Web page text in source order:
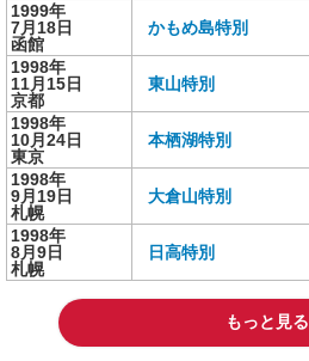
1999年
7月18日
函館
かもめ島特別
1998年
11月15日
京都
東山特別
1998年
10月24日
東京
本栖湖特別
1998年
9月19日
札幌
大倉山特別
1998年
8月9日
札幌
日高特別
もっと見る